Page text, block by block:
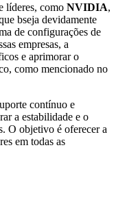
líderes, como NVIDIA,
bseja devidamente
de configurações de
empresas, a
e aprimorar o
como mencionado no
contínuo e
a estabilidade e o
O objetivo é oferecer a
em todas as